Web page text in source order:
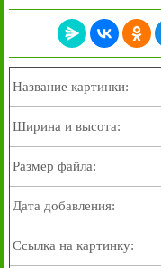
Название картинки:
Ширина и высота:
Размер файла:
Дата добавления:
Ссылка на картинку: